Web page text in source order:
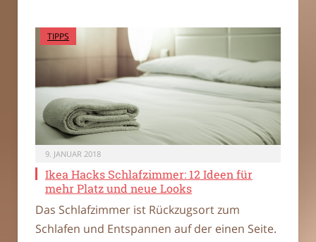
TIPPS
9. JANUAR 2018
Ikea Hacks Schlafzimmer: 12 Ideen für
mehr Platz und neue Looks
Das Schlafzimmer ist Rückzugsort zum
Schlafen und Entspannen auf der einen Seite.